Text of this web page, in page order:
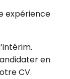
expérience
en
CV.